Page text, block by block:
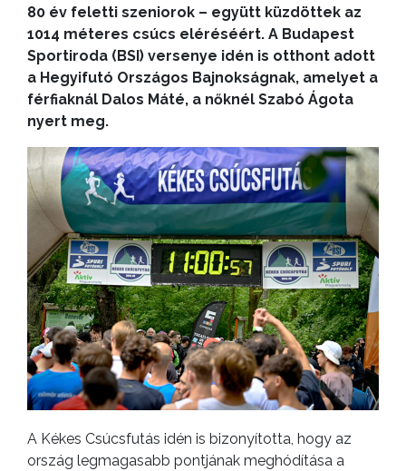
80 év feletti szeniorok – együtt küzdöttek az
1014 méteres csúcs eléréséért. A Budapest
Sportiroda (BSI) versenye idén is otthont adott
a Hegyifutó Országos Bajnokságnak, amelyet a
férfiaknál Dalos Máté, a nőknél Szabó Ágota
nyert meg.
A Kékes Csúcsfutás idén is bizonyította, hogy az
ország legmagasabb pontjának meghódítása a